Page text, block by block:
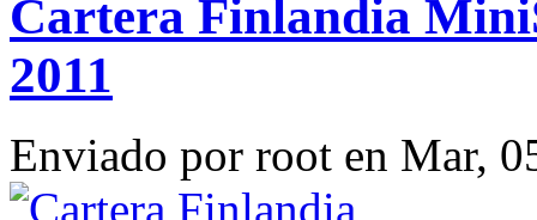
Cartera Finlandia
2011
Enviado por root en Mar,